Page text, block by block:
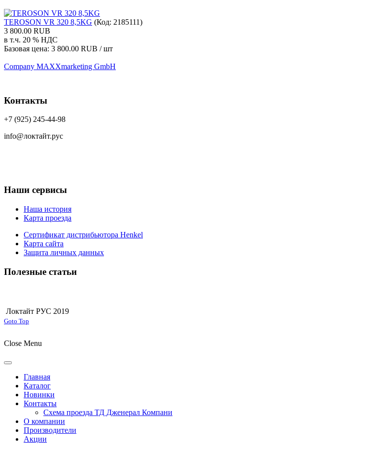
TEROSON VR 320 8,5KG (Код: 2185111)
3 800.00 RUB
в т.ч. 20 % НДС
Базовая цена: 3 800.00 RUB / шт
Company MAXXmarketing GmbH
Контакты
+7 (925) 245-44-98
info@локтайт.рус
Наши сервисы
Наша история
Карта проезда
Сертификат дистрибьютора Henkel
Карта сайта
Защита личных данных
Полезные статьи
Локтайт РУС 2019
Joomla! 3 Templates
Goto Top
Close Menu
Главная
Каталог
Новинки
Контакты
Схема проезда ТД Дженерал Компани
О компании
Производители
Акции